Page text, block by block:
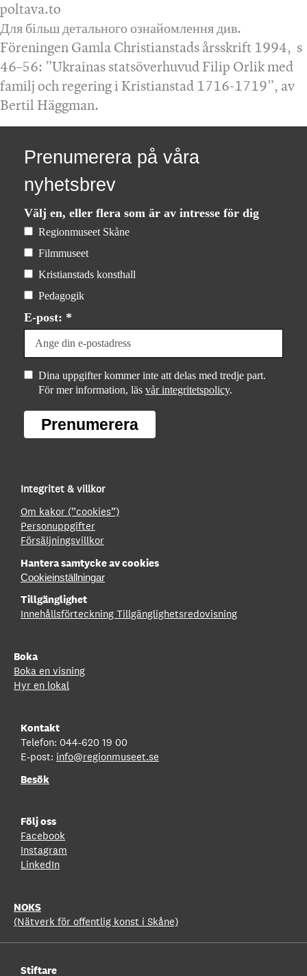
poltava.to
Для більш детального ознайомлення див.
Föreningen Gamla Christianstads årsskrift 1994, s
46–56: ”Ukrainas statsöverhuvud Filip Orlik med
familj och regering i Kristianstad 1716-1719”, av
Bertil Häggman.
Prenumerera på våra
nyhetsbrev
Välj en, eller flera som är av intresse för dig
Regionmuseet Skåne
Filmmuseet
Kristianstads konsthall
Pedagogik
E-post: *
Dina uppgifter kommer inte att delas med tredje part.
För mer information, läs vår integritetspolicy.
Prenumerera
Integritet & villkor
Om kakor (”cookies”)
Personuppgifter
Försäljningsvillkor
Hantera samtycke av cookies
Cookieinställningar
Tillgänglighet
Innehållsförteckning Tillgänglighetsredovisning
Boka
Boka en visning
Hyr en lokal
Kontakt
Telefon: 044-620 19 00
E-post: info@regionmuseet.se
Besök
Följ oss
Facebook
Instagram
LinkedIn
NOKS
(Nätverk för offentlig konst i Skåne)
Stiftare